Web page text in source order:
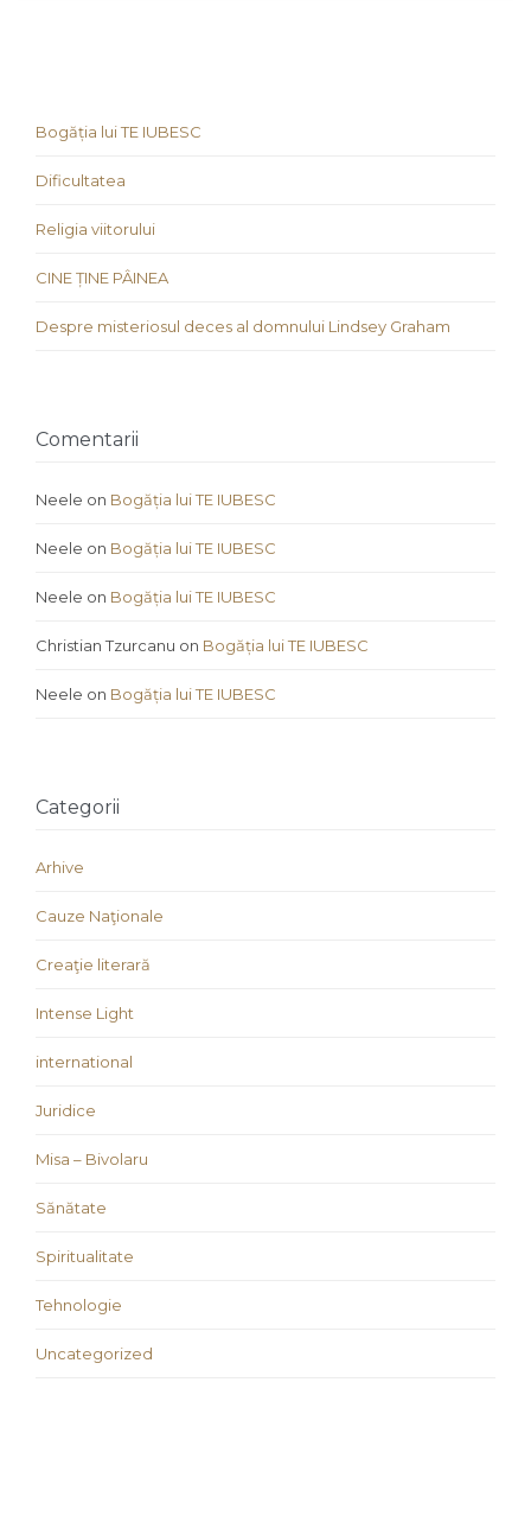
Bogăția lui TE IUBESC
Dificultatea
Religia viitorului
CINE ȚINE PÂINEA
Despre misteriosul deces al domnului Lindsey Graham
Comentarii
Neele on Bogăția lui TE IUBESC
Neele on Bogăția lui TE IUBESC
Neele on Bogăția lui TE IUBESC
Christian Tzurcanu on Bogăția lui TE IUBESC
Neele on Bogăția lui TE IUBESC
Categorii
Arhive
Cauze Naţionale
Creaţie literară
Intense Light
international
Juridice
Misa – Bivolaru
Sănătate
Spiritualitate
Tehnologie
Uncategorized